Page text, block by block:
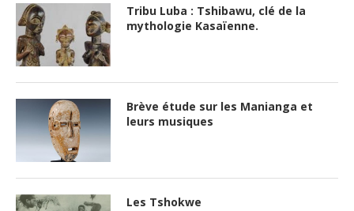
Tribu Luba : Tshibawu, clé de la
mythologie Kasaïenne.
Brève étude sur les Manianga et
leurs musiques
Les Tshokwe